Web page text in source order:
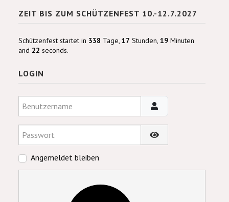
ZEIT BIS ZUM SCHÜTZENFEST 10.-12.7.2027
Schützenfest startet in 338 Tage, 17 Stunden, 19 Minuten
and 21 seconds.
LOGIN
Benutzername
Passwort
Passwort anzeigen
Angemeldet bleiben